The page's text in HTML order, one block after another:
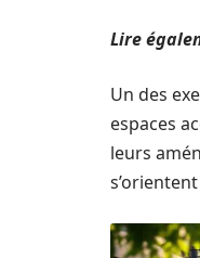
Lire
Un des
espaces
leurs